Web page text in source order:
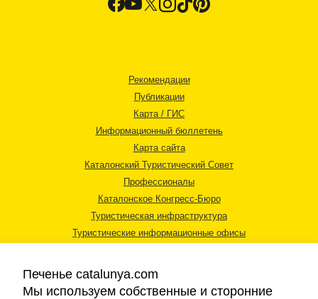
Рекомендации
Публикации
Карта / ГИС
Информационный бюллетень
Карта сайта
Каталонский Туристический Совет
Профессионалы
Каталонское Конгресс-Бюро
Туристическая инфраструктура
Туристические информационные офисы
Печенье catalunya.com
Мы используем собственные и сторонние